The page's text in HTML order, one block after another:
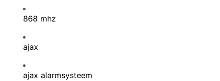
868 mhz
ajax
ajax alarmsysteem